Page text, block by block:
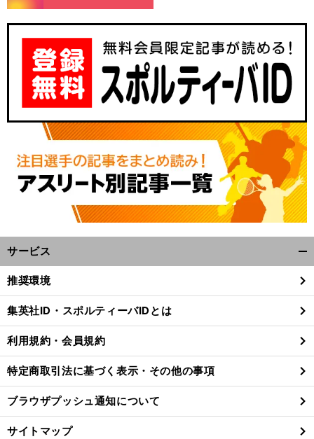
サービス
閉
る
推奨環境
集英社ID・スポルティーバIDとは
利用規約・会員規約
特定商取引法に基づく表示・その他の事項
ブラウザプッシュ通知について
サイトマップ